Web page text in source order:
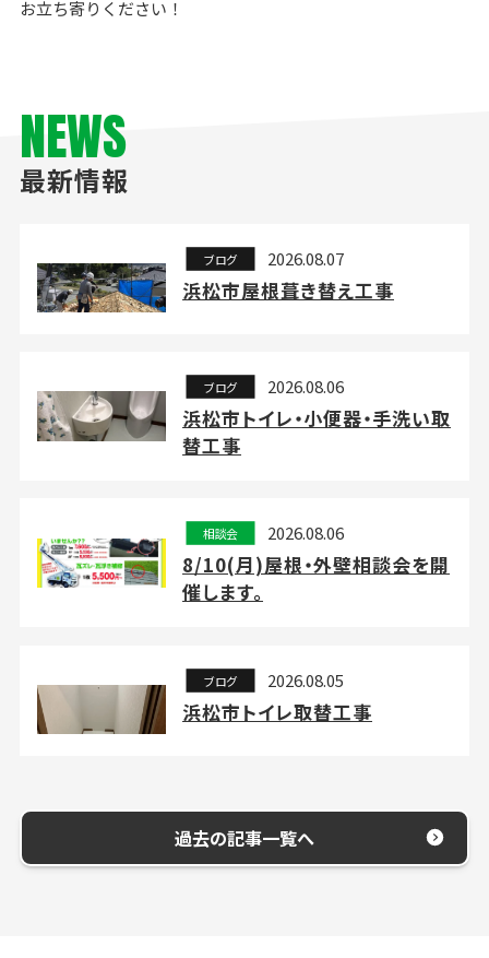
お立ち寄りください！
NEWS
最新情報
ブログ 2026.08.07
浜松市屋根葺き替え工事
ブログ 2026.08.06
浜松市トイレ・小便器・手洗い取
替工事
相談会 2026.08.06
8/10(月)屋根・外壁相談会を開
催します。
ブログ 2026.08.05
浜松市トイレ取替工事
過去の記事一覧へ